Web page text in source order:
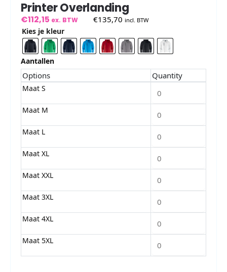
Printer Overlanding
€112,15 ex. BTW €135,70 incl. BTW
Kies je kleur
Aantallen
Options Quantity
Maat S
Maat M
Maat L
Maat XL
Maat XXL
Maat 3XL
Maat 4XL
Maat 5XL